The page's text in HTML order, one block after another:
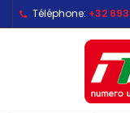
Téléphone: +32
Mes
Créer une
Créer
Nom de la liste
Vous devez
à votre liste